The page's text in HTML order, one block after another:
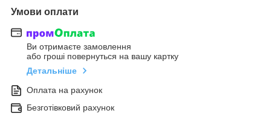
Умови оплати
Ви отримаєте замовлення
або гроші повернуться на вашу картку
Детальніше
Оплата на рахунок
Безготівковий рахунок